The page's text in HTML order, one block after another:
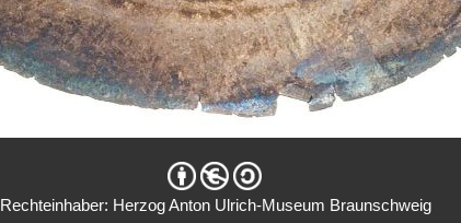
Rechteinhaber: Herzog Anton Ulrich-Museum Braunschweig